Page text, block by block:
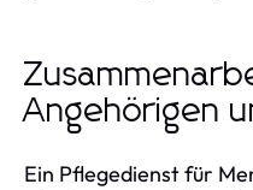
Angehörigen
Ein Pflegedienst für